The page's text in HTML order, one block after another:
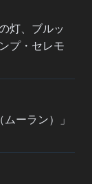
灯、ブルッ
プ・セレモ
ーラン）」